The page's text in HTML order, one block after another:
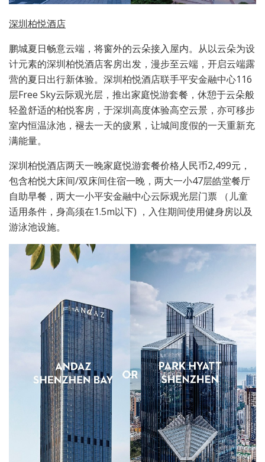
深圳柏悦酒店
鹏城夏日畅意云端，将窗外的云朵接入屋内。从以云朵为设
计元素的深圳柏悦酒店客房出发，漫步至云端，开启云端露
营的夏日出行新体验。深圳柏悦酒店联手平安金融中心116
层Free Sky云际观光层，推出家庭悦游套餐，休憩于云朵般
轻盈舒适的柏悦客房，于深圳高度体验高空云景，亦可移步
室内恒温泳池，褪去一天的疲累，让城间度假的一天重新充
满能量。
深圳柏悦酒店两天一晚家庭悦游套餐价格人民币2,499元，
包含柏悦大床间/双床间住宿一晚，两大一小47层皓堂餐厅
自助早餐，两大一小平安金融中心云际观光层门票 （儿童
适用条件，身高须在1.5m以下) ，入住期间使用健身房以及
游泳池设施。